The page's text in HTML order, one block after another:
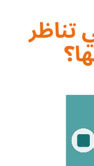
تناظر